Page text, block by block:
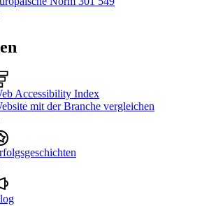
Accessibility Index
mit der Branche vergleichen